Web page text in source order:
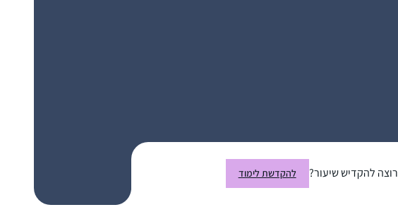
רוצה להקדיש שיעור? להקדשת לימוד
המסגרת הקבועה והמחייבת ביותר שיש לי.